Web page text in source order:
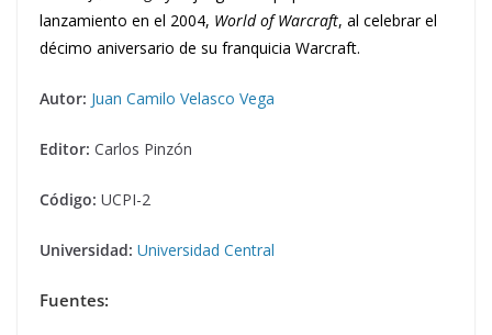
lanzamiento en el 2004, World of Warcraft, al celebrar el
décimo aniversario de su franquicia Warcraft.
Autor: Juan Camilo Velasco Vega
Editor: Carlos Pinzón
Código: UCPI-2
Universidad: Universidad Central
Fuentes: